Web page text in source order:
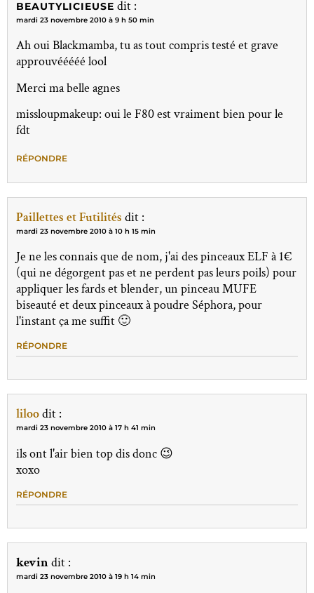
BEAUTYLICIEUSE dit :
mardi 23 novembre 2010 à 9 h 50 min
Ah oui Blackmamba, tu as tout compris testé et grave
approuvééééé lool
Merci ma belle agnes
missloupmakeup: oui le F80 est vraiment bien pour le
fdt
RÉPONDRE
Paillettes et Futilités dit :
mardi 23 novembre 2010 à 10 h 15 min
Je ne les connais que de nom, j'ai des pinceaux ELF à 1€
(qui ne dégorgent pas et ne perdent pas leurs poils) pour
appliquer les fards et blender, un pinceau MUFE
biseauté et deux pinceaux à poudre Séphora, pour
l'instant ça me suffit 🙂
RÉPONDRE
liloodit :
mardi 23 novembre 2010 à 17 h 41 min
ils ont l'air bien top dis donc 😉
xoxo
RÉPONDRE
kevindit :
mardi 23 novembre 2010 à 19 h 14 min